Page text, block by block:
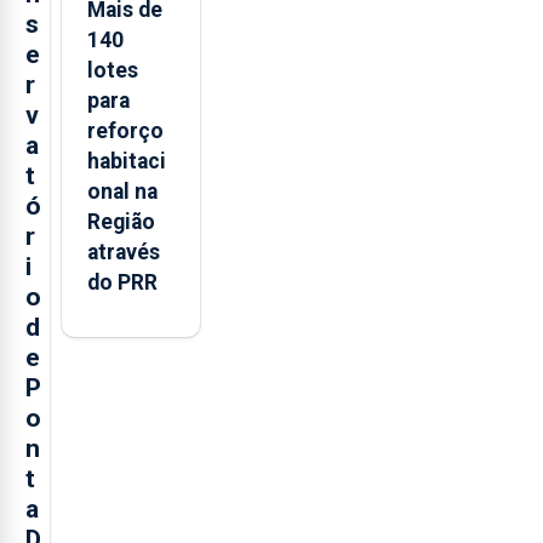
s
e
r
v
a
t
ó
r
i
o
d
e
P
o
n
t
a
Mais de
140
lotes
para
reforço
habitaci
onal na
Região
através
do PRR